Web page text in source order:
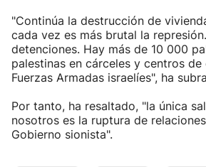
"Continúa la destrucción de
cada vez es más brutal la
detenciones. Hay más de 10 000
palestinas en cárceles y centros
Fuerzas Armadas israelíes", ha
Por tanto, ha resaltado, "la única
nosotros es la ruptura de
Gobierno sionista".